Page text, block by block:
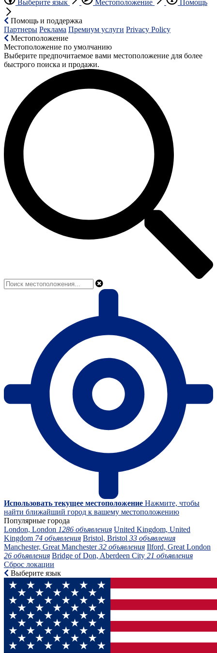
Выберите язык Местоположение Помощь
Помощь и поддержка
Партнеры Реклама Премиум услуги Privacy Policy
Местоположение
Местоположение по умолчанию
Выберите предпочитаемое вами местоположение для более
быстрого поиска и продажи.
Использовать текущее местоположение Нажмите, чтобы
найти ближайший город к вашему местоположению
Популярные города
London, London 1286 объявления United Kingdom, United
Kingdom 74 объявления Bristol, Bristol 33 объявления
Manchester, Great Manchester32 объявления Ilford, Great London
26 объявления Bridge of Don, Aberdeen City 21 объявления
Сброс локации
Выберите язык